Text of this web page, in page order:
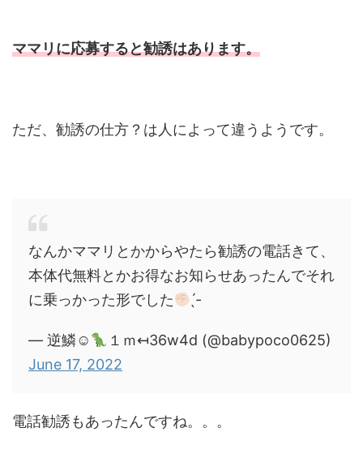
ママリに応募すると勧誘はあります。
ただ、勧誘の仕方？は人によって違うようです。
なんかママリとかからやたら勧誘の電話きて、
本体代無料とかお得なお知らせあったんでそれ
に乗っかった形でした
̖́-
— 逆鱗☺︎
１ｍ↤36w4d (@babypoco0625)
June 17, 2022
電話勧誘もあったんですね。。。